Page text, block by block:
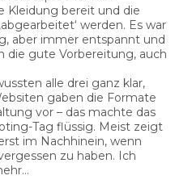
Kleidung bereit und die
werden. Es war
aber immer entspannt und
die gute Vorbereitung, auch
alle drei ganz klar,
gaben die Formate
vor – das machte das
Tag flüssig. Meist zeigt
im Nachhinein, wenn
zu haben. Ich